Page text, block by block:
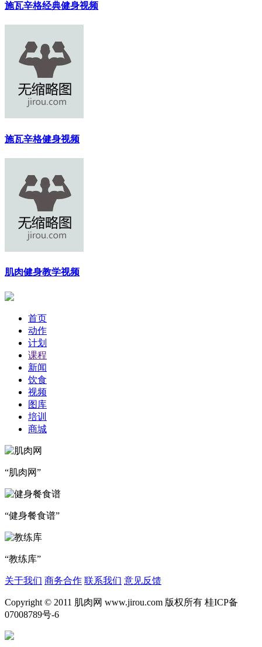
施瓦辛格经典健身视频
施瓦辛格健身视频
肌肉健身教学视频
首页
动作
计划
课程
新闻
饮食
视频
图库
培训
商城
“肌肉网”
“健身餐食谱”
“教练库”
关于我们 商务合作 联系我们 意见反馈
Copyright © 2011 肌肉网 www.jirou.com 版权所有 桂ICP备
07008789号-6